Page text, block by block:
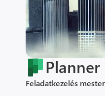
Feladatkezelés